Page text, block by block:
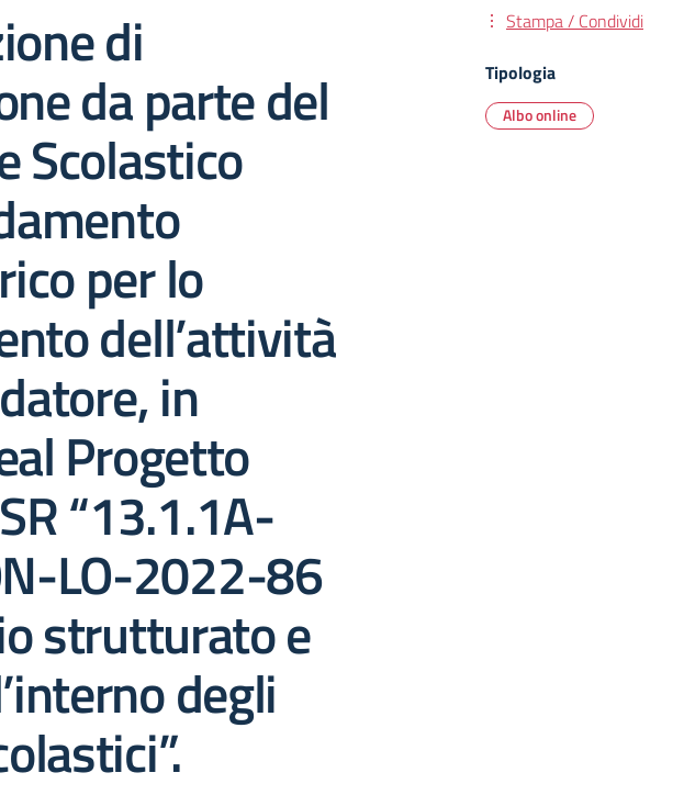
di
da parte del
Scolastico
per lo
dell’attività
in
Progetto
“13.1.1A-
LO-2022-86
strutturato e
degli
Stampa / Condividi
Tipologia
Albo online